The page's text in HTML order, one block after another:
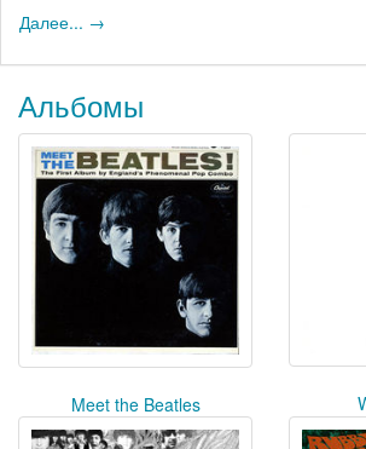
Далее... →
Альбомы
Meet the Beatles